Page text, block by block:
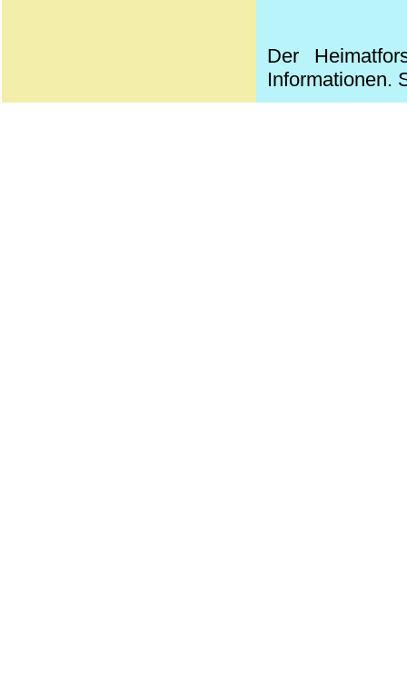
Der
Informationen.